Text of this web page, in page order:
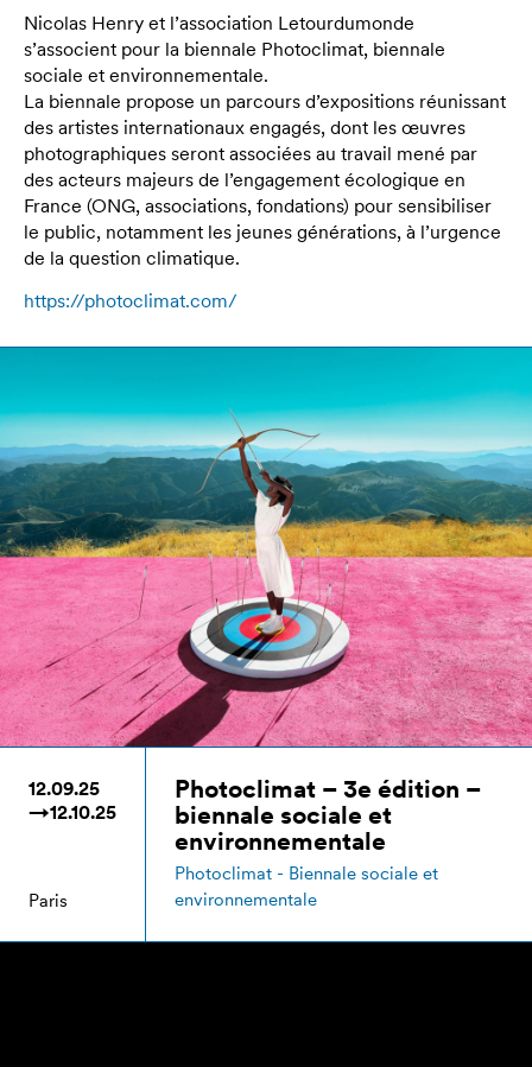
Nicolas Henry et l’association Letourdumonde
s’associent pour la biennale Photoclimat, biennale
sociale et environnementale.
La biennale propose un parcours d’expositions réunissant
des artistes internationaux engagés, dont les œuvres
photographiques seront associées au travail mené par
des acteurs majeurs de l’engagement écologique en
France (ONG, associations, fondations) pour sensibiliser
le public, notamment les jeunes générations, à l’urgence
de la question climatique.
https://photoclimat.com/
12.09.25
→12.10.25
Paris
Photoclimat – 3e édition –
biennale sociale et
environnementale
Photoclimat - Biennale sociale et
environnementale